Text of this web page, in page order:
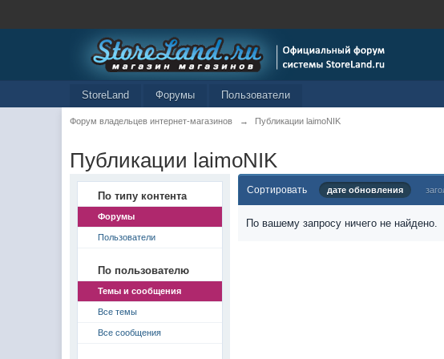
StoreLand Форумы Пользователи
Форум владельцев интернет-магазинов → Публикации laimoNIK
Публикации laimoNIK
По типу контента
Форумы
Пользователи
По пользователю
Темы и сообщения
Все темы
Все сообщения
Сортировать дате обновления
По вашему запросу ничего не найдено.